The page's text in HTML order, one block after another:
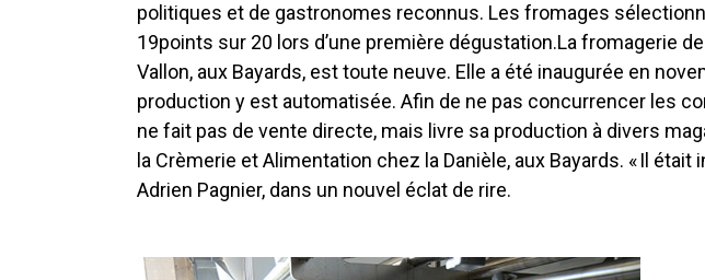
politiques et de gastronomes reconnus. Les fromages
19points sur 20 lors d’une première dégustation.La fromagerie
Vallon, aux Bayards, est toute neuve. Elle a été inaugurée en
production y est automatisée. Afin de ne pas concurrencer les
ne fait pas de vente directe, mais livre sa production à divers
la Crèmerie et Alimentation chez la Danièle, aux Bayards. « Il était
Adrien Pagnier, dans un nouvel éclat de rire.